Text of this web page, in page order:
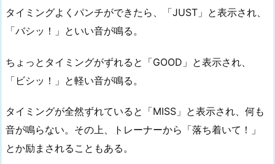
タイミングよくパンチができたら、「JUST」と表示され、
「バシッ！」といい音が鳴る。
ちょっとタイミングがずれると「GOOD」と表示され、
「ビシッ！」と軽い音が鳴る。
タイミングが全然ずれていると「MISS」と表示され、何も
音が鳴らない。その上、トレーナーから「落ち着いて！」
とか励まされることもある。